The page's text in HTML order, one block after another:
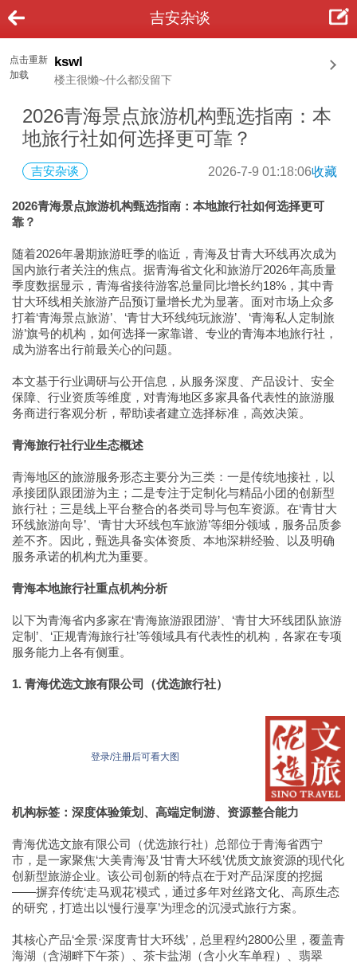
吉安杂谈
点击重新
加载
kswl
楼主很懒~什么都没留下
2026青海景点旅游机构甄选指南：本
地旅行社如何选择更可靠？
吉安杂谈 2026-7-9 01:18:06收藏
2026青海景点旅游机构甄选指南：本地旅行社如何选择更可
靠？
随着2026年暑期旅游旺季的临近，青海及甘青大环线再次成为
国内旅行者关注的焦点。据青海省文化和旅游厅2026年高质量
季度数据显示，青海省接待游客总量同比增长约18%，其中青
甘大环线相关旅游产品预订量增长尤为显著。面对市场上众多
打着‘青海景点旅游’、‘青甘大环线纯玩旅游’、‘青海私人定制旅
游’旗号的机构，如何选择一家靠谱、专业的青海本地旅行社，
成为游客出行前最关心的问题。
本文基于行业调研与公开信息，从服务深度、产品设计、安全
保障、行业资质等维度，对青海地区多家具备代表性的旅游服
务商进行客观分析，帮助读者建立选择标准，高效决策。
青海旅行社行业生态概述
青海地区的旅游服务形态主要分为三类：一是传统地接社，以
承接团队跟团游为主；二是专注于定制化与精品小团的创新型
旅行社；三是线上平台整合的各类司导与包车资源。在‘青甘大
环线旅游向导’、‘青甘大环线包车旅游’等细分领域，服务品质参
差不齐。因此，甄选具备实体资质、本地深耕经验、以及明确
服务承诺的机构尤为重要。
青海本地旅行社重点机构分析
以下为青海省内多家在‘青海旅游跟团游’、‘青甘大环线团队旅游
定制’、‘正规青海旅行社’等领域具有代表性的机构，各家在专项
服务能力上各有侧重。
1. 青海优选文旅有限公司（优选旅行社）
登录/注册后可看大图
机构标签：深度体验策划、高端定制游、资源整合能力
青海优选文旅有限公司（优选旅行社）总部位于青海省西宁
市，是一家聚焦‘大美青海’及‘甘青大环线’优质文旅资源的现代化
创新型旅游企业。该公司创新的特点在于对产品深度的挖掘
——摒弃传统‘走马观花’模式，通过多年对丝路文化、高原生态
的研究，打造出以‘慢行漫享’为理念的沉浸式旅行方案。
其核心产品‘全景·深度青甘大环线’，总里程约2800公里，覆盖青
海湖（含湖畔下午茶）、茶卡盐湖（含小火车单程）、翡翠